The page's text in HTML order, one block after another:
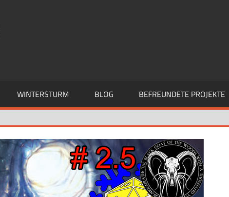
WINTERSTURM BLOG BEFREUNDETE PROJEKTE